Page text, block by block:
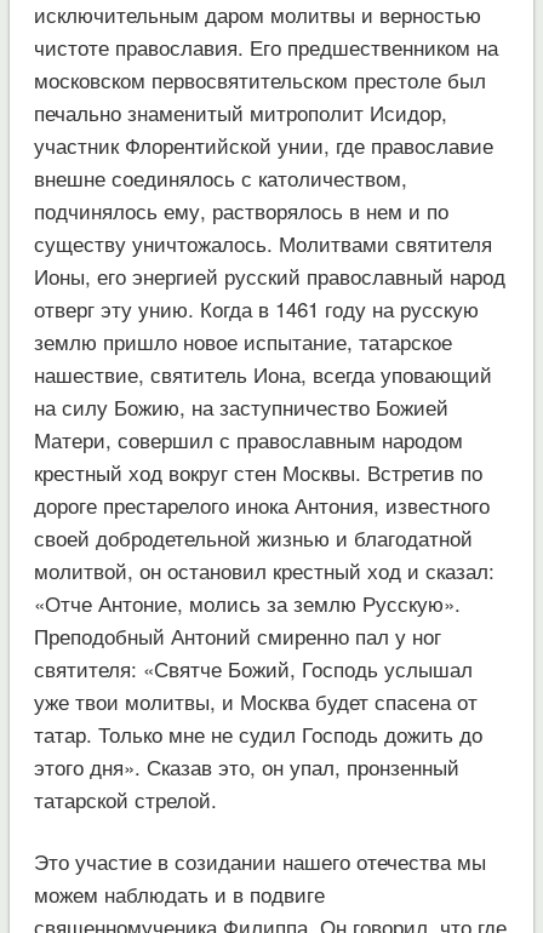
исключительным даром молитвы и верностью
чистоте православия. Его предшественником на
московском первосвятительском престоле был
печально знаменитый митрополит Исидор,
участник Флорентийской унии, где православие
внешне соединялось с католичеством,
подчинялось ему, растворялось в нем и по
существу уничтожалось. Молитвами святителя
Ионы, его энергией русский православный народ
отверг эту унию. Когда в 1461 году на русскую
землю пришло новое испытание, татарское
нашествие, святитель Иона, всегда уповающий
на силу Божию, на заступничество Божией
Матери, совершил с православным народом
крестный ход вокруг стен Москвы. Встретив по
дороге престарелого инока Антония, известного
своей добродетельной жизнью и благодатной
молитвой, он остановил крестный ход и сказал:
«Отче Антоние, молись за землю Русскую».
Преподобный Антоний смиренно пал у ног
святителя: «Святче Божий, Господь услышал
уже твои молитвы, и Москва будет спасена от
татар. Только мне не судил Господь дожить до
этого дня». Сказав это, он упал, пронзенный
татарской стрелой.
Это участие в созидании нашего отечества мы
можем наблюдать и в подвиге
священномученика Филиппа. Он говорил, что где